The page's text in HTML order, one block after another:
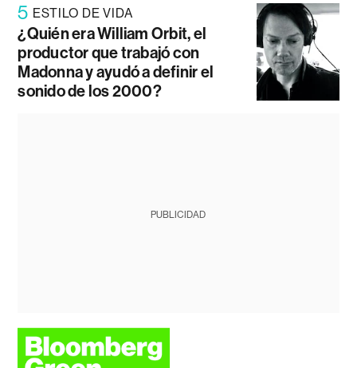
5 ESTILO DE VIDA
¿Quién era William Orbit, el
productor que trabajó con
Madonna y ayudó a definir el
sonido de los 2000?
PUBLICIDAD